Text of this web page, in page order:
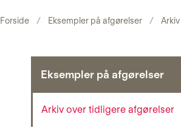
Forside Eksempler på afgørelser
Eksempler på afgørelser
Arkiv over tidligere afgørelser